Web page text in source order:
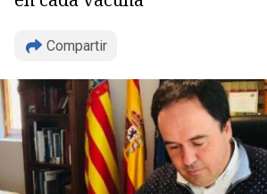
Compartir